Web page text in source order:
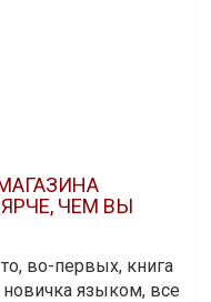
ЧЕМ ВЫ
во-первых, книга
языком, все